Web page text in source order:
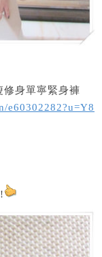
修身單寧緊身褲
e60302282?u=Y8